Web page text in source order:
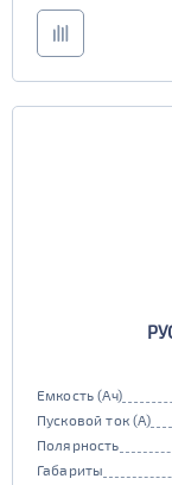
Емкость (Ач)
Пусковой ток (А)
Полярность
Габариты